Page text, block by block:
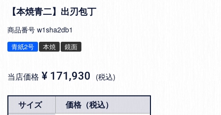
【本焼青二】出刃包丁
商品番号 w1sha2db1
青紙2号 本焼 鏡面
当店価格 ¥ 171,930 税込
サイズ
価格（税込）